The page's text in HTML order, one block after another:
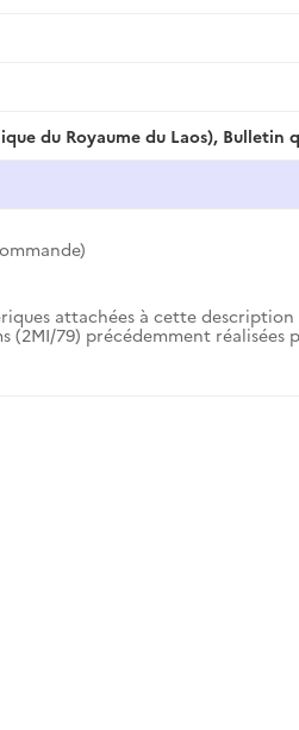
du Royaume du Laos), Bulletin
attachées à cette
(2MI/79) précédemment réalisées